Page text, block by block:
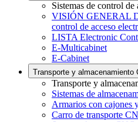
Sistemas de control de
VISIÓN GENERAL
control de acceso
LISTA Electronic
E-Multicabinet
E-Cabinet
Transporte y almacenamiento
Transporte y
Sistemas de
Armarios con cajones
Carro de transporte